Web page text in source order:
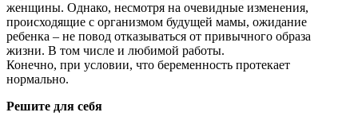
женщины. Однако, несмотря на очевидные изменения,
происходящие с организмом будущей мамы, ожидание
ребенка – не повод отказываться от привычного образа
жизни. В том числе и любимой работы.
Конечно, при условии, что беременность протекает
нормально.
Решите для себя